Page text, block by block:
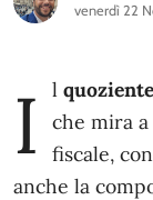
venerdì 22
I l
che mira
fiscale,
anche la